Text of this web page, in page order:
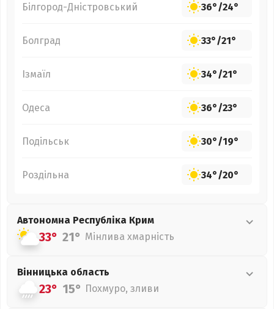
Білгород-Дністровський 36°/24°
Болград 33°/21°
Ізмаїл 34°/21°
Одеса 36°/23°
Подільськ 30°/19°
Роздільна 34°/20°
Автономна Республіка Крим
33° 21° Мінлива хмарність
Вінницька область
23° 15° Похмуро, зливи